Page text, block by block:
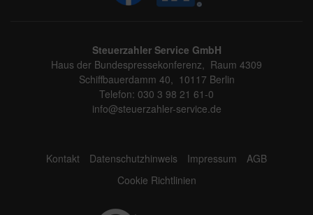
Steuerzahler Service GmbH
Haus der Bundespressekonferenz, Raum 4309
Schiffbauerdamm 40, 10117 Berlin
Telefon: 030 3 98 21 61-0
info@steuerzahler-service.de
Kontakt Datenschutzhinweis Impressum
AGB
Cookie Richtlinien